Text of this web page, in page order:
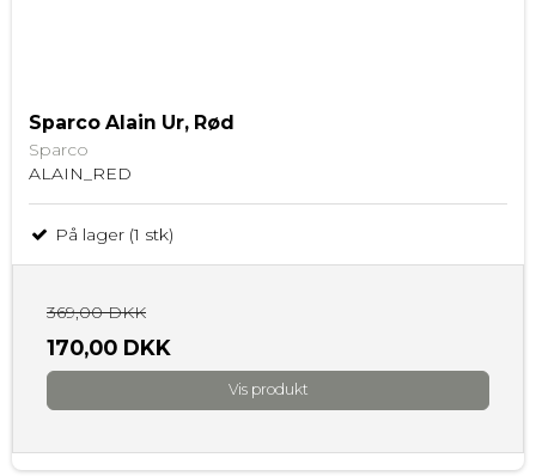
Sparco Alain Ur, Rød
Sparco
ALAIN_RED
På lager (1 stk)
369,00 DKK
170,00 DKK
Vis produkt